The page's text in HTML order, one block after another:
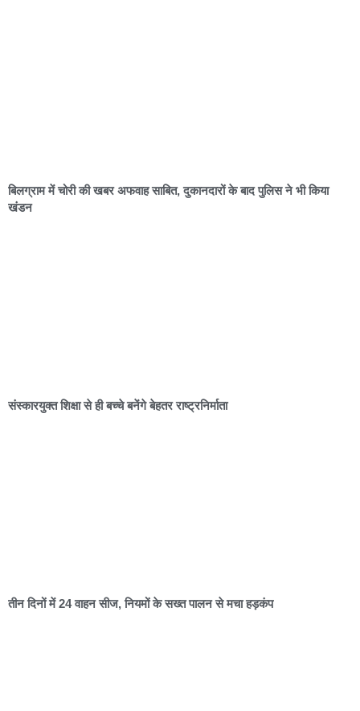
बिलग्राम में चोरी की खबर अफवाह साबित, दुकानदारों के बाद पुलिस ने भी किया
खंडन
संस्कारयुक्त शिक्षा से ही बच्चे बनेंगे बेहतर राष्ट्रनिर्माता
तीन दिनों में 24 वाहन सीज, नियमों के सख्त पालन से मचा हड़कंप